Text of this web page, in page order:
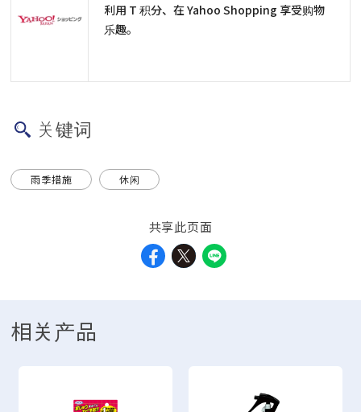
利用 T 积分、在 Yahoo Shopping 享受购物
乐趣。
关键词
雨季措施 休闲
共享此页面
相关产品